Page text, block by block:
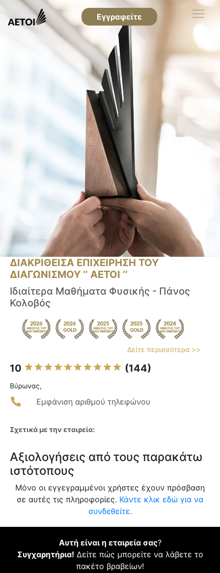
Εγγραφείτε
ΔΙΑΚΡΙΘΕΙΣΑ ΕΠΙΧΕΙΡΗΣΗ ΤΟΥ
ΔΙΑΓΩΝΙΣΜΟΥ ‘’ ΑΕΤΟΙ ‘’
Ιδιαίτερα Μαθήματα Φυσικής - Πάνος
Κολοβός
Δείτε περισσότερα >>
10 (144)
Βύρωνας,
Εμφάνιση αριθμού τηλεφώνου
Σχετικά με την εταιρεία:
Αξιολογήσεις από τους παρακάτω
ιστότοπους
Μόνο οι εγγεγραμμένοι χρήστες έχουν πρόσβαση
σε αυτές τις πληροφορίες. Κάντε κλικ εδώ για να
συνδεθείτε.
Αυτή είναι η εταιρεία σας?
Συγχαρητήρια! Δείτε πώς μπορείτε να λάβετε το
πακέτο βραβείων!